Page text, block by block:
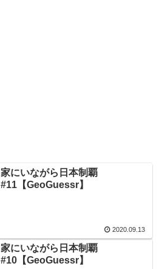
家にいながら日本制覇
#11【GeoGuessr】
2020.09.13
家にいながら日本制覇
#10【GeoGuessr】